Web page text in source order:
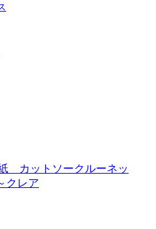
カットソークルーネッ
クレア